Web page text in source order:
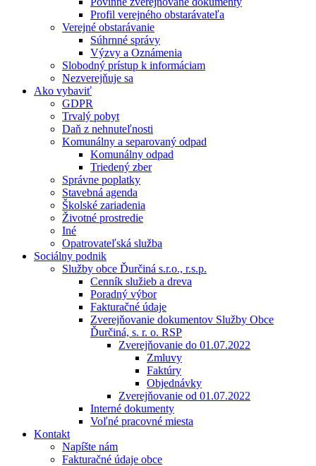
Profil verejného obstarávateľa
Verejné obstarávanie
Súhrnné správy
Výzvy a Oznámenia
Slobodný prístup k informáciam
Nezverejňuje sa
Ako vybaviť
GDPR
Trvalý pobyt
Daň z nehnuteľnosti
Komunálny a separovaný odpad
Komunálny odpad
Triedený zber
Správne poplatky
Stavebná agenda
Školské zariadenia
Životné prostredie
Iné
Opatrovateľská služba
Sociálny podnik
Služby obce Ďurčiná s.r.o., r.s.p.
Cenník služieb a dreva
Poradný výbor
Fakturačné údaje
Zverejňovanie dokumentov Služby Obce
Ďurčiná, s. r. o. RSP
Zverejňovanie do 01.07.2022
Zmluvy
Faktúry
Objednávky
Zverejňovanie od 01.07.2022
Interné dokumenty
Voľné pracovné miesta
Kontakt
Napíšte nám
Fakturačné údaje obce